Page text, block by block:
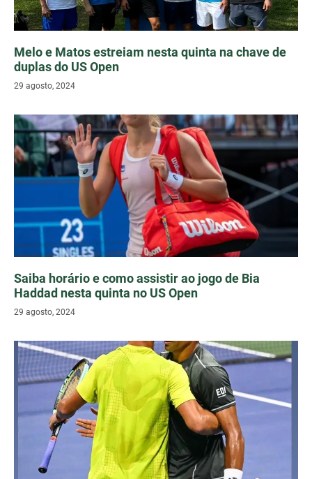
Melo e Matos estreiam nesta quinta na chave de
duplas do US Open
29 agosto, 2024
Saiba horário e como assistir ao jogo de Bia
Haddad nesta quinta no US Open
29 agosto, 2024